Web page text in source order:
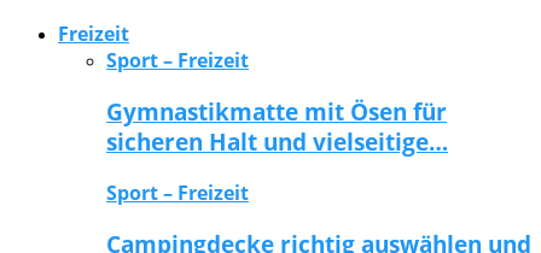
Freizeit
Sport – Freizeit
Gymnastikmatte mit Ösen für
sicheren Halt und vielseitige…
Sport – Freizeit
Campingdecke richtig auswählen und